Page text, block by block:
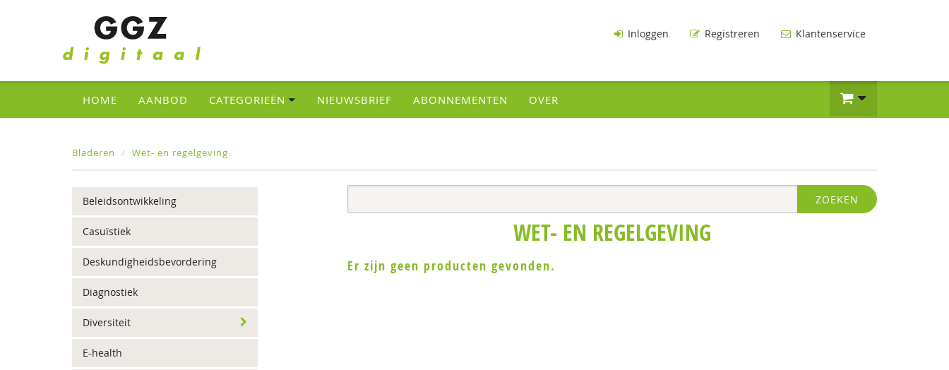
Inloggen Registreren Klantenservice
HOME AANBOD CATEGORIEËN NIEUWSBRIEF ABONNEMENTEN OVER
Bladeren Wet- en regelgeving
Beleidsontwikkeling
Casuïstiek
Deskundigheidsbevordering
Diagnostiek
Diversiteit
E-health
ZOEKEN
WET- EN REGELGEVING
Er zijn geen producten gevonden.